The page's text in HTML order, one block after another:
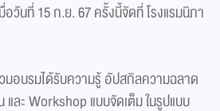
อวันที่ 15 ก.ย. 67 ครั้งนี้จัดที่ โรงแรมนิภา
มอบรมได้รับความรู้ อัปสกิลความฉลาด
ละ Workshop แบบจัดเต็ม ในรูปแบบ